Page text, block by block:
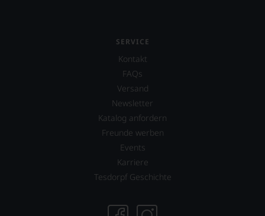
SERVICE
Kontakt
FAQs
Versand
Newsletter
Katalog anfordern
Freunde werben
Events
Karriere
Tesdorpf Geschichte